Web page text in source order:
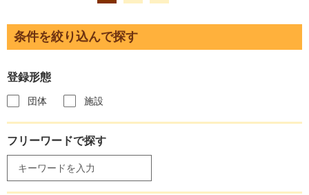
条件を絞り込んで探す
登録形態
団体 施設
フリーワードで探す